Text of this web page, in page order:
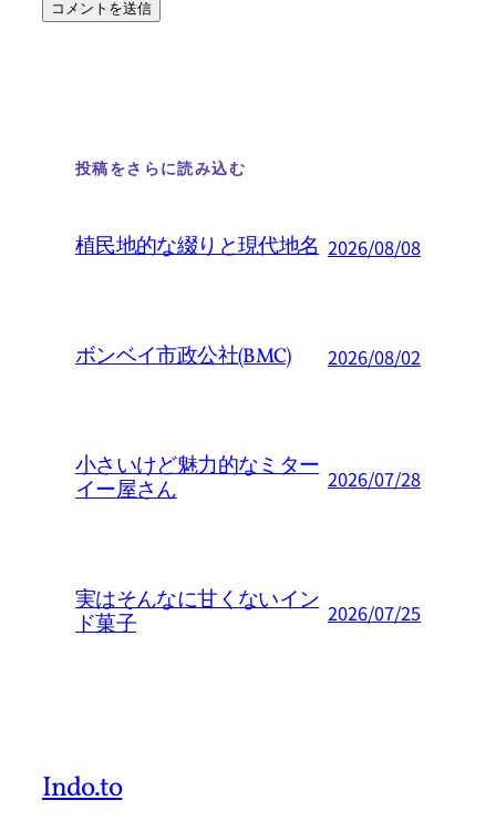
投稿をさらに読み込む
植民地的な綴りと現代地名 2026/08/08
ボンベイ市政公社(BMC) 2026/08/02
小さいけど魅力的なミター
イー屋さん
2026/07/28
実はそんなに甘くないイン
ド菓子
2026/07/25
Indo.to